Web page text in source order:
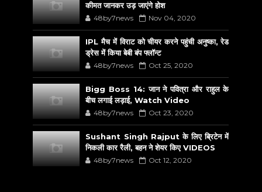
कीमत जानकर उड़ जाएंगे होश
48by7news Nov 04, 2020
IPL मैच में विराट को चीयर करने पहुंची अनुष्का, रेड
ड्रेस में किया बेबी बंप फ्लॉन्ट
48by7news Oct 25, 2020
Bigg Boss 14: जान ने पवित्रा और राहुल के
बीच लगाई लड़ाई, Watch Video
48by7news Oct 23, 2020
Sushant Singh Rajput के लिए ब्रिटेन में
निकली कार रैली, बहन ने शेयर किए VIDEOS
48by7news Oct 12, 2020